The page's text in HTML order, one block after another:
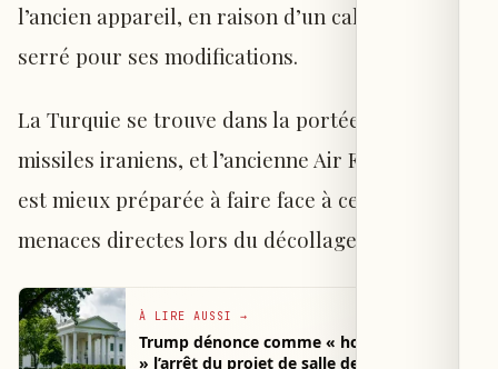
l’ancien appareil, en raison d’un calendrier
serré pour ses modifications.
La Turquie se trouve dans la portée des
missiles iraniens, et l’ancienne Air Force One
est mieux préparée à faire face à ce type de
menaces directes lors du décollage.
À LIRE AUSSI →
Trump dénonce comme « honte nationale
» l’arrêt du projet de salle des fêtes à la